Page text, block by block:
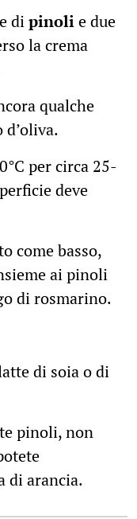
dipinolie due
la crema
qualche
per circa 25-
deve
come basso,
ai pinoli
di rosmarino.
di soia o di
pinoli, non
di arancia.